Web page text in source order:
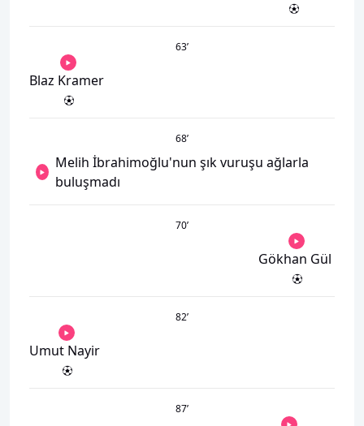
63’
Blaz Kramer
68’
Melih İbrahimoğlu'nun şık vuruşu ağlarla
buluşmadı
70’
Gökhan Gül
82’
Umut Nayir
87’